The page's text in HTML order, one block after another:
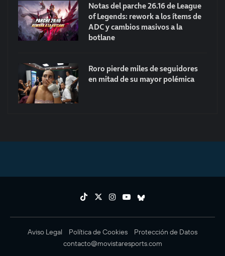
Notas del parche 26.16 de League
of Legends: rework a los ítems de
ADC y cambios masivos a la
botlane
Roro pierde miles de seguidores
en mitad de su mayor polémica
Aviso Legal Política de Cookies
Protección de Datos
contacto@movistaresports.com